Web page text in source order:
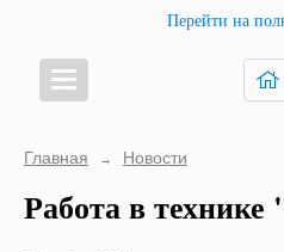
Перейти на
Главная → Новости
Работа в